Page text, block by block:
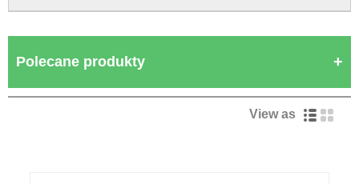
Polecane produkty
View as